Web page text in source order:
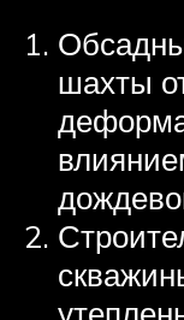
шахты